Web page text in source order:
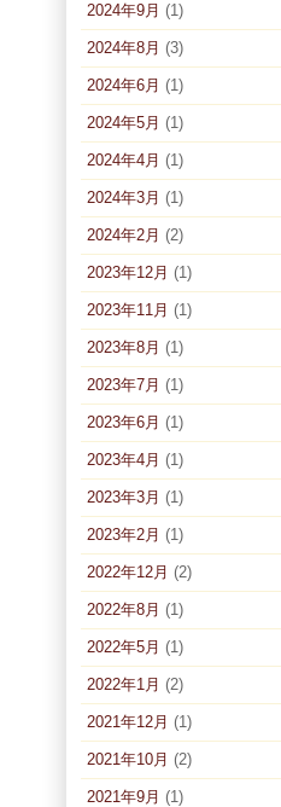
2024年9月 (1)
2024年8月 (3)
2024年6月 (1)
2024年5月 (1)
2024年4月 (1)
2024年3月 (1)
2024年2月 (2)
2023年12月 (1)
2023年11月 (1)
2023年8月 (1)
2023年7月 (1)
2023年6月 (1)
2023年4月 (1)
2023年3月 (1)
2023年2月 (1)
2022年12月 (2)
2022年8月 (1)
2022年5月 (1)
2022年1月 (2)
2021年12月 (1)
2021年10月 (2)
2021年9月 (1)